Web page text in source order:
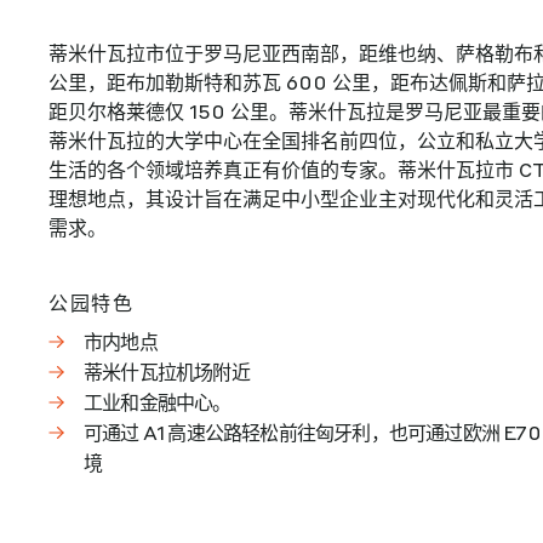
蒂米什瓦拉市位于罗马尼亚西南部，距维也纳、萨格勒
公里，距布加勒斯特和苏瓦 600 公里，距布达佩斯和萨
距贝尔格莱德仅 150 公里。蒂米什瓦拉是罗马尼亚最重要
蒂米什瓦拉的大学中心在全国排名前四位，公立和私立大
生活的各个领域培养真正有价值的专家。蒂米什瓦拉市
理想地点，其设计旨在满足中小型企业主对现代化和灵活
需求。
公园特色
市内地点
蒂米什瓦拉机场附近
工业和金融中心。
可通过 A1 高速公路轻松前往匈牙利，也可通过欧洲
境